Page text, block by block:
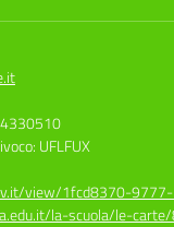
UFLFUX
view/1fcd8370-
la-scuola/le-